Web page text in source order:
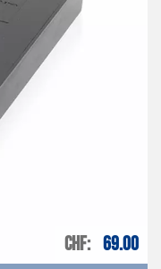
CHF 69.00